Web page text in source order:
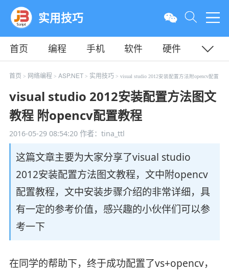
实用技巧
首页 编程 手机 软件
硬件
教程
平面 服务器
首页 > 网络编程 > ASP.NET > 实用技巧 > visual studio 2012安装配置方法附opencv配置
visual studio 2012安装配置方法图文
教程 附opencv配置教程
2016-05-29 08:54:20作者：tina_ttl
这篇文章主要为大家分享了visual studio
2012安装配置方法图文教程，文中附opencv
配置教程，文中安装步骤介绍的非常详细，具
有一定的参考价值，感兴趣的小伙伴们可以参
考一下
在同学的帮助下，终于成功配置了vs+opencv，